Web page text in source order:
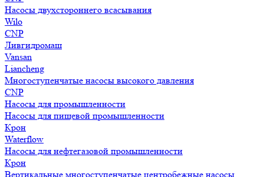
Насосы двухстороннего всасывания
Wilo
CNP
Ливгидромаш
Vansan
Liancheng
Многоступенчатые насосы высокого давления
CNP
Насосы для промышленности
Насосы для пищевой промышленности
Крон
Waterflow
Насосы для нефтегазовой промышленности
Крон
Вертикальные многоступенчатые центробежные насосы